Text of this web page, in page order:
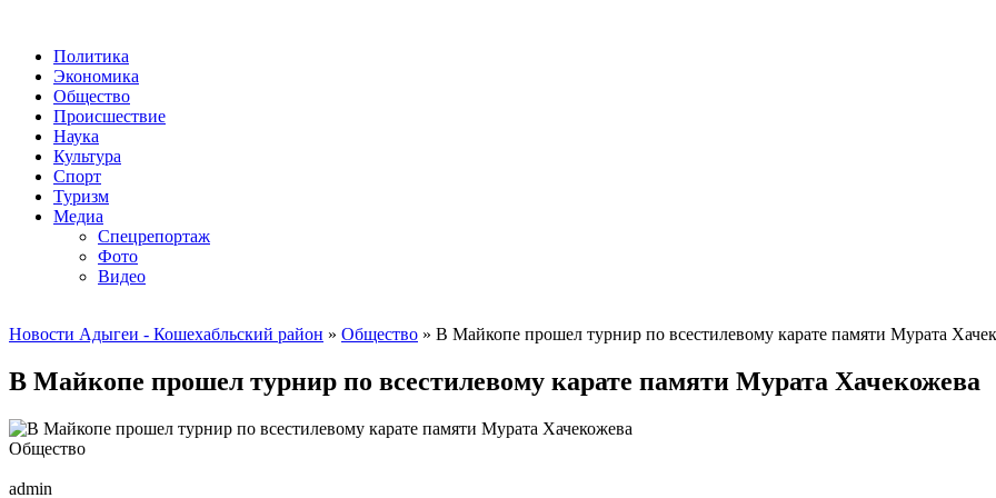
Политика
Экономика
Общество
Происшествие
Наука
Культура
Спорт
Туризм
Медиа
Спецрепортаж
Фото
Видео
Новости Адыгеи - Кошехабльский район » Общество » В Майкопе прошел турнир по всестилевому карате памяти Мурата
В Майкопе прошел турнир по всестилевому карате памяти Мурата Хачекожева
Общество
admin